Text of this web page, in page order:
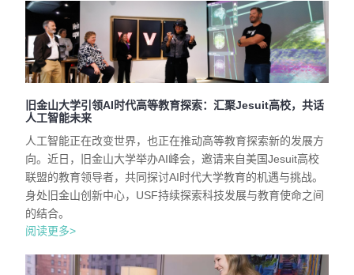
旧金山大学引领AI时代高等教育探索：汇聚Jesuit高校，共话
人工智能未来
人工智能正在改变世界，也正在推动高等教育探索新的发展方
向。近日，旧金山大学举办AI峰会，邀请来自美国Jesuit高校
联盟的教育领导者，共同探讨AI时代大学教育的机遇与挑战。
身处旧金山创新中心，USF持续探索科技发展与教育使命之间
的结合。
阅读更多>